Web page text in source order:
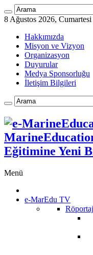
8 Ağustos 2026, Cumartesi
Hakkımızda
Misyon ve Vizyon
Organizasyon
Duyurular
Medya Sponsorluğu
İletişim Bilgileri
Eğitimine Yeni
Menü
e-MarEdu TV